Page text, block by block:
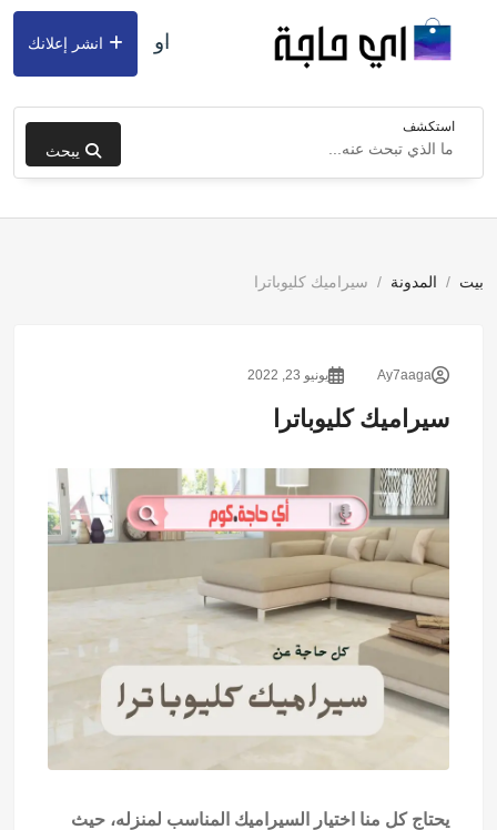
استكشف
يبحث
او انشر إعلانك
بيت المدونة سيراميك كليوباترا
Ay7aaga يونيو 23, 2022
سيراميك كليوباترا
يحتاج كل منا اختيار السيراميك المناسب لمنزله، حيث